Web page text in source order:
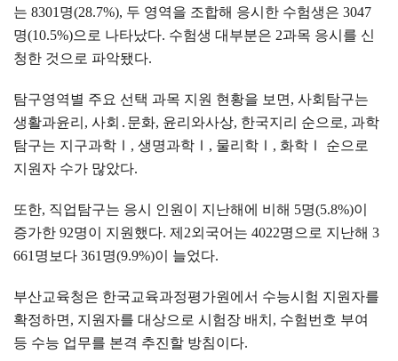
는 8301 명(28.7%), 두 영역을 조합해 응시한 수험생은 3047
명(10.5%)으로 나타났다. 수험생 대부분은 2과목 응시를 신
청한 것으로 파악됐다.
탐구영역별 주요 선택 과목 지원 현황을 보면 , 사회탐구는
생활과윤리 , 사회 ․ 문화, 윤리와사상, 한국지리 순으로, 과학
탐구는 지구과학 Ⅰ , 생명과학 Ⅰ , 물리학 Ⅰ , 화학 Ⅰ 순으로
지원자 수가 많았다.
또한, 직업탐구는 응시 인원이 지난해에 비해 5명(5.8%)이
증가한 92명이 지원했다. 제 2외국어는 4022명으로 지난해 3
661 명보다 361 명(9.9%)이 늘었다.
부산교육청은 한국교육과정평가원에서 수능시험 지원자를
확정하면 , 지원자를 대상으로 시험장 배치 , 수험번호 부여
등 수능 업무를 본격 추진할 방침이다.